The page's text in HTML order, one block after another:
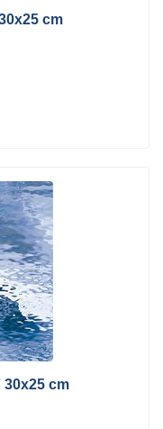
cm
30x25 cm